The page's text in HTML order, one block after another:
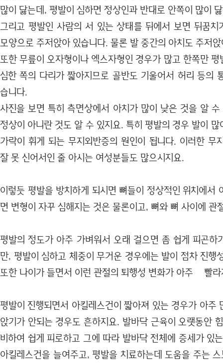
많이 닳는데, 평발이 심하면 정상인과 반대로 안쪽이 많이
그리고 평발인 사람의 서 있는 상태를 뒤에서 보면 뒤꿈치
모양으로 주저앉아 있습니다. 물론 발 중간의 아치도 주저
또한 무릎이 오자형이나 엑스자형인 경우가 많고 한쪽만
심한 쪽의 다리가 짧아지므로 골반도 기울어서 허리 등의
습니다.
사진을 보면 특히 측면상에서 아치가 많이 낮은 것을 알
정상이 아니란 것도 알 수 있지요. 특히 평발의 경우 발이
가락이 휘게 되는 무지외반증의 원인이 됩니다. 이러한 무
잘 못 신어서인 줄 아시는 여성분들도 많으시지요.
이렇듯 평발을 방치하게 되시면 뼈들이 정상적인 위치에서
면 변형이 자꾸 심해지는 것은 물론이고, 뼈와 뼈 사이에 관
평발의 정도가 아주 가벼워서 오래 걸으면 좀 쉽게 피곤하
만, 평발이 심하고 체중이 무거운 경우에는 발이 점차 진행
또한 나이가 들면서 이런 관절의 퇴행성 변화가 아주 빨라
평발이 진행되면서 아킬레스건이 짧아져 있는 경우가 아주
앉기가 안되는 경우도 흔하지요. 발바닥 근육이 오랫동안
비하여 쉽게 피로하고 그에 따라 발바닥 전체에 증세가 있
아킬레스건을 늘여주고, 평발을 치료하는데 도움을 주는